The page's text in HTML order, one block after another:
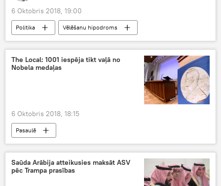
6 Oktobris 2018, 19:00
Politika Vēlēšanu hipodroms
The Local: 1001 iespēja tikt vaļā no
Nobela medaļas
6 Oktobris 2018, 18:15
Pasaulē
Saūda Arābija atteikusies maksāt ASV
pēc Trampa prasības